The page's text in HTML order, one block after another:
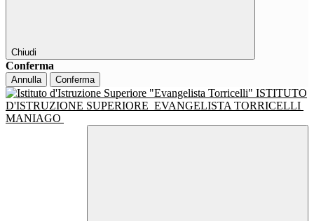
Chiudi
Conferma
Annulla Conferma
ISTITUTO
D'ISTRUZIONE SUPERIORE EVANGELISTA TORRICELLI
MANIAGO